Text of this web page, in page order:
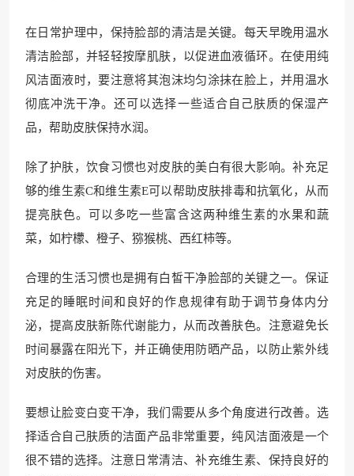
在日常护理中，保持脸部的清洁是关键。每天早晚用温水
清洁脸部，并轻轻按摩肌肤，以促进血液循环。在使用纯
风洁面液时，要注意将其泡沫均匀涂抹在脸上，并用温水
彻底冲洗干净。还可以选择一些适合自己肤质的保湿产
品，帮助皮肤保持水润。
除了护肤，饮食习惯也对皮肤的美白有很大影响。补充足
够的维生素C和维生素E可以帮助皮肤排毒和抗氧化，从而
提亮肤色。可以多吃一些富含这两种维生素的水果和蔬
菜，如柠檬、橙子、猕猴桃、西红柿等。
合理的生活习惯也是拥有白皙干净脸部的关键之一。保证
充足的睡眠时间和良好的作息规律有助于调节身体内分
泌，提高皮肤新陈代谢能力，从而改善肤色。注意避免长
时间暴露在阳光下，并正确使用防晒产品，以防止紫外线
对皮肤的伤害。
要想让脸变白变干净，我们需要从多个角度进行改善。选
择适合自己肤质的洁面产品非常重要，纯风洁面液是一个
很不错的选择。注意日常清洁、补充维生素、保持良好的